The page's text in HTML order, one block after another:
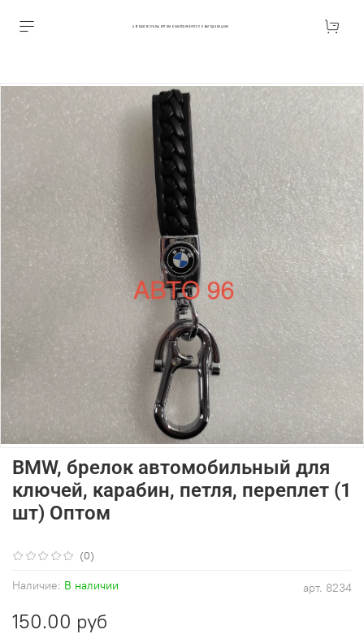
АВТОАКСЕССУАРЫ ОПТОМ В ЕКАТЕРИНБУРГЕ ПО ВЫГОДНОЙ ЦЕНЕ
(0)
арт. 8234
Наличие: В наличии
BMW, брелок автомобильный для
ключей, карабин, петля, переплет (1
шт) Оптом
150.00 руб